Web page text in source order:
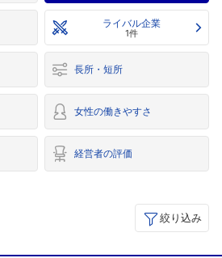
ライバル企業
1件
長所・短所
女性の働きやすさ
経営者の評価
絞り込み